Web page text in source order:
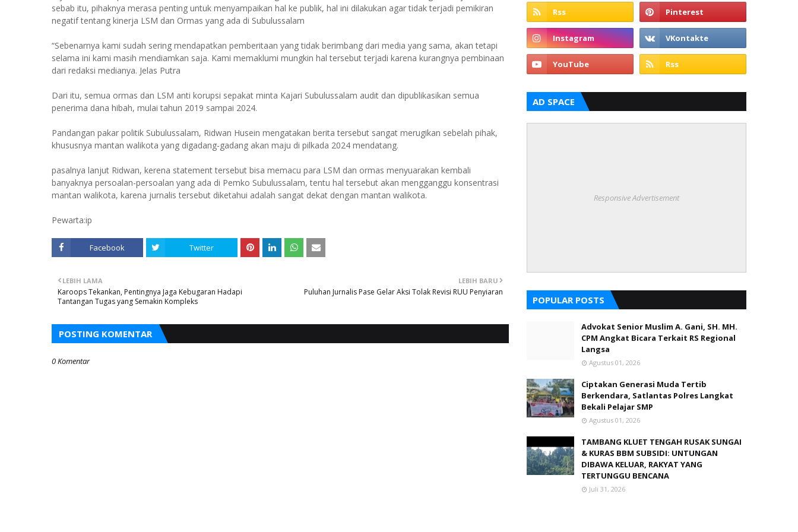
sebab itu, pihaknya merasa penting untuk menyampaikan hal ke publik, hal ini dilakukan agar tidak terjadi pemikiran
negatif tentang kinerja LSM dan Ormas yang ada di Subulussalam
“Sebenarnya kami sudah sering mendapatkan pemberitaan yang tidak berimbang dari media yang sama, akan tetapi
selama ini kami masih mendiamkan saja. Kami memaklumi mungkin hal tersebut terjadi karena kurangnya pembinaan
dari redaksi medianya. Jelas Putra
Dari itu, semua ormas dan LSM anti korupsi sepakat minta Kajari Subulussalam audit dan dipublikasikan semua
penerima dana hibah, mulai tahun 2019 sampai 2024.
Pandangan pakar politik Subulussalam, Ridwan Husein mengatakan berita tersebut sangat merugikan sebelah pihak,
khususnya mantan walikota yang digadang-gadang akan maju di pilkada 2024 mendatang.
pasalnya lanjut Ridwan, kerena statement tersebut bisa memacu para LSM dan ormas menyuarakan kembali
banyaknya persoalan-persoalan yang ada di Pemko Subulussalam, tentu hal tersebut akan mengganggu konsentrasi
mantan walikota, karena jurnalis tersebut diketahui adalah sangat dekat dengan mantan walikota.
Pewarta:ip
Facebook Twitter
LEBIH BARU
Puluhan Jurnalis Pase Gelar Aksi Tolak Revisi RUU Penyiaran
LEBIH LAMA
Karoops Tekankan, Pentingnya Jaga Kebugaran Hadapi
Tantangan Tugas yang Semakin Kompleks
POSTING KOMENTAR
0 Komentar
AD SPACE
Responsive Advertisement
POPULAR POSTS
Advokat Senior Muslim A. Gani, SH. MH.
CPM Angkat Bicara Terkait RS Regional
Langsa
Agustus 01, 2026
Ciptakan Generasi Muda Tertib
Berkendara, Satlantas Polres Langkat
Bekali Pelajar SMP
Agustus 01, 2026
TAMBANG KLUET TENGAH RUSAK SUNGAI
& KURAS BBM SUBSIDI: UNTUNGAN
DIBAWA KELUAR, RAKYAT YANG
TERTUNGGU BENCANA
Juli 31, 2026